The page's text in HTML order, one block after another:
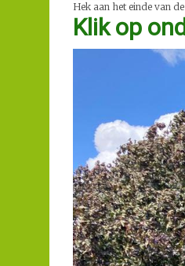
Hek aan het einde van
Klik op